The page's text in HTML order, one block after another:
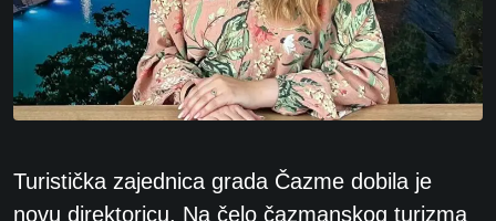
Turistička zajednica grada Čazme dobila je
novu direktoricu. Na čelo čazmanskog turizma